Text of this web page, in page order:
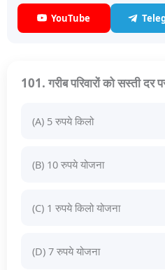
YouTube
101. गरीब परिवारों को सस्ती दर
(A) 5 रुपये किलो
(B) 10 रुपये योजना
(C) 1 रुपये किलो योजना
(D) 7 रुपये योजना